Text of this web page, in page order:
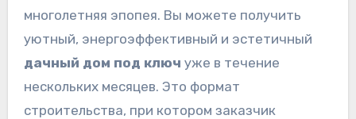
многолетняя эпопея. Вы можете получить
уютный, энергоэффективный и эстетичный
дачный дом под ключ уже в течение
нескольких месяцев. Это формат
строительства, при котором заказчик